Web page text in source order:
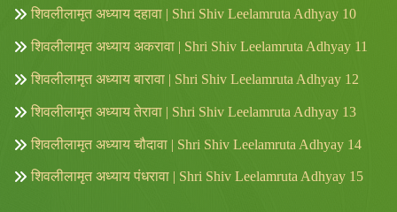
शिवलीलामृत अध्याय दहावा | Shri Shiv Leelamruta Adhyay 10
शिवलीलामृत अध्याय अकरावा | Shri Shiv Leelamruta Adhyay 11
शिवलीलामृत अध्याय बारावा | Shri Shiv Leelamruta Adhyay 12
शिवलीलामृत अध्याय तेरावा | Shri Shiv Leelamruta Adhyay 13
शिवलीलामृत अध्याय चौदावा | Shri Shiv Leelamruta Adhyay 14
शिवलीलामृत अध्याय पंधरावा | Shri Shiv Leelamruta Adhyay 15